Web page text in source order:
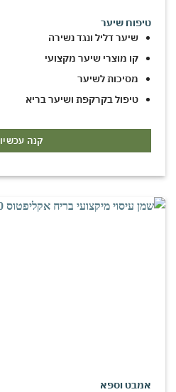
טיפוח שיער
שיער דליל ונגד נשירה
קו מוצרי שיער מקצועי
מסיכות לשיער
טיפול בקרקפת ושיער בריא
קנה עכשיו
אמבט וספא